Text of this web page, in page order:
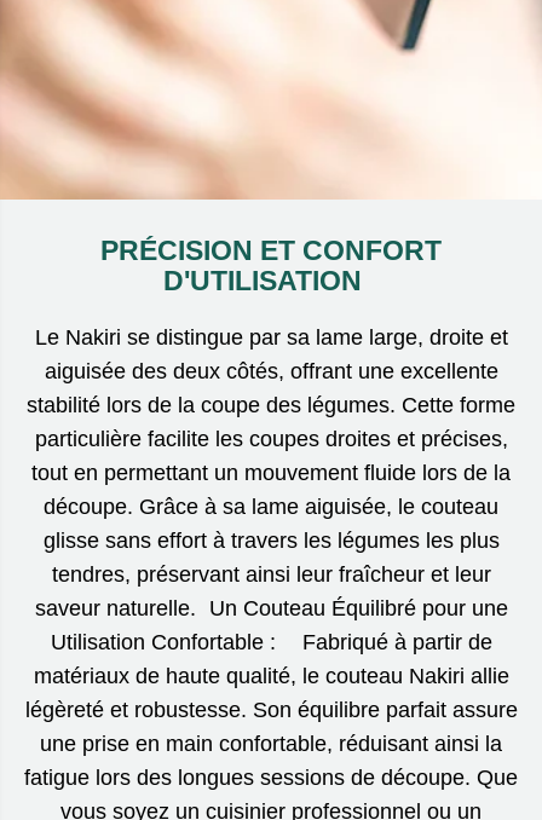
PRÉCISION ET CONFORT
D'UTILISATION
Le Nakiri se distingue par sa lame large, droite et
aiguisée des deux côtés, offrant une excellente
stabilité lors de la coupe des légumes. Cette forme
particulière facilite les coupes droites et précises,
tout en permettant un mouvement fluide lors de la
découpe. Grâce à sa lame aiguisée, le couteau
glisse sans effort à travers les légumes les plus
tendres, préservant ainsi leur fraîcheur et leur
saveur naturelle. Un Couteau Équilibré pour une
Utilisation Confortable : Fabriqué à partir de
matériaux de haute qualité, le couteau Nakiri allie
légèreté et robustesse. Son équilibre parfait assure
une prise en main confortable, réduisant ainsi la
fatigue lors des longues sessions de découpe. Que
vous soyez un cuisinier professionnel ou un